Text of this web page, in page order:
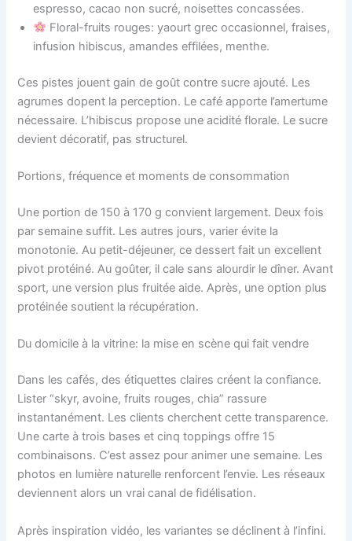
espresso, cacao non sucré, noisettes concassées.
Floral-fruits rouges: yaourt grec occasionnel, fraises,
infusion hibiscus, amandes effilées, menthe.
Ces pistes jouent gain de goût contre sucre ajouté. Les
agrumes dopent la perception. Le café apporte l’amertume
nécessaire. L’hibiscus propose une acidité florale. Le sucre
devient décoratif, pas structurel.
Portions, fréquence et moments de consommation
Une portion de 150 à 170 g convient largement. Deux fois
par semaine suffit. Les autres jours, varier évite la
monotonie. Au petit-déjeuner, ce dessert fait un excellent
pivot protéiné. Au goûter, il cale sans alourdir le dîner. Avant
sport, une version plus fruitée aide. Après, une option plus
protéinée soutient la récupération.
Du domicile à la vitrine: la mise en scène qui fait vendre
Dans les cafés, des étiquettes claires créent la confiance.
Lister “skyr, avoine, fruits rouges, chia” rassure
instantanément. Les clients cherchent cette transparence.
Une carte à trois bases et cinq toppings offre 15
combinaisons. C’est assez pour animer une semaine. Les
photos en lumière naturelle renforcent l’envie. Les réseaux
deviennent alors un vrai canal de fidélisation.
Après inspiration vidéo, les variantes se déclinent à l’infini.